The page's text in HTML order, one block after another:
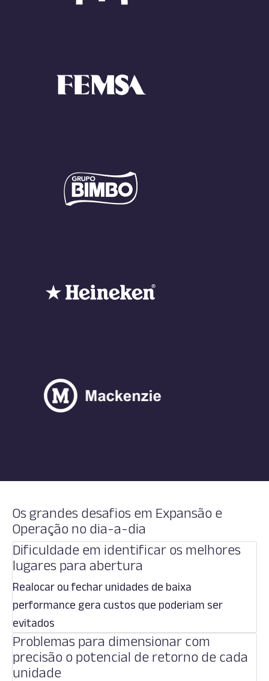
Os grandes desafios em Expansão e
Operação no dia-a-dia
Dificuldade em identificar os melhores
lugares para abertura
Realocar ou fechar unidades de baixa
performance gera custos que poderiam ser
evitados
Problemas para dimensionar com
precisão o potencial de retorno de cada
unidade